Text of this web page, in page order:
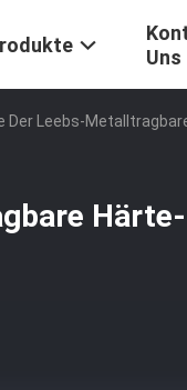
Uns
Der Leebs-
Härte-